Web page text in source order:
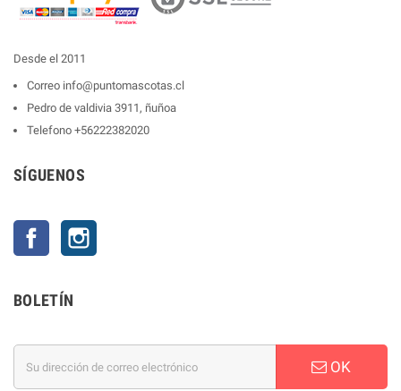
Desde el 2011
Correo info@puntomascotas.cl
Pedro de valdivia 3911, ñuñoa
Telefono +56222382020
SÍGUENOS
Facebook
BOLETÍN
OK